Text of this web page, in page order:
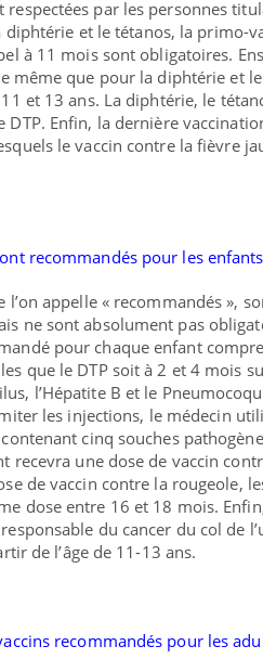
respectées par les personnes
diphtérie et le tétanos, la primo-
à 11 mois sont obligatoires.
même que pour la diphtérie et
et 13 ans. La diphtérie, le
DTP. Enfin, la dernière
le vaccin contre la fièvre
recommandés pour les
l’on appelle « recommandés »,
ne sont absolument pas
pour chaque enfant
que le DTP soit à 2 et 4 mois
l’Hépatite B et le
les injections, le médecin
cinq souches
recevra une dose de vaccin
de vaccin contre la rougeole,
dose entre 16 et 18 mois.
du cancer du col de
de l’âge de 11-13 ans.
recommandés pour les